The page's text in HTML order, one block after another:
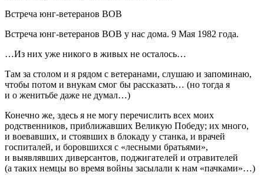
Встреча юнг-ветеранов ВОВ
Встреча юнг-ветеранов ВОВ у нас дома. 9 Мая 1982 года.
…Из них уже никого в живых не осталось…
Там за столом и я рядом с ветеранами, слушаю и запоминаю,
чтобы потом и внукам смог бы рассказать… (но тогда я
и о женитьбе даже не думал…)
Конечно же, здесь я не могу перечислить всех моих
родственников, приближавших Великую Победу; их много,
и воевавших, и стоявших в блокаду у станка, и врачей
госпиталей, и боровшихся с «лесными братьями»,
и выявлявших диверсантов, поджигателей и отравителей
(а таких немцы во время войны засылали к нам «пачками»…)